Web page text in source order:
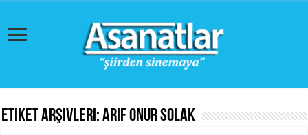
Etiket Arşivleri:Arif Onur Solak